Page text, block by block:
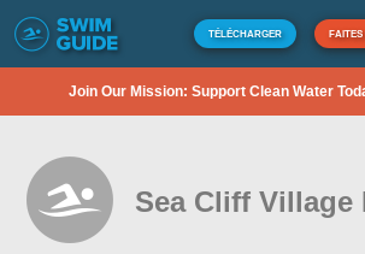
TÉLÉCHARGER FAITES
Join Our Mission: Support Clean Water
Sea Cliff Village